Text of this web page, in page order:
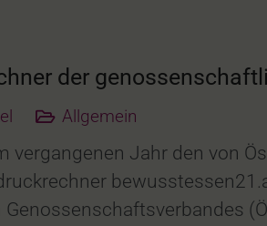
der
Allgemein
vergangenen Jahr den von
Genossenschaftsverbandes